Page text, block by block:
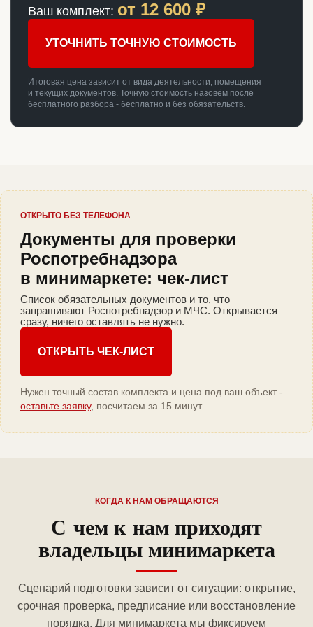
Ваш комплект: от 12 600 ₽
УТОЧНИТЬ ТОЧНУЮ СТОИМОСТЬ
Итоговая цена зависит от вида деятельности, помещения
и текущих документов. Точную стоимость назовём после
бесплатного разбора - бесплатно и без обязательств.
ОТКРЫТО БЕЗ ТЕЛЕФОНА
Документы для проверки
Роспотребнадзора
в минимаркете: чек-лист
Список обязательных документов и то, что
запрашивают Роспотребнадзор и МЧС. Открывается
сразу, ничего оставлять не нужно.
ОТКРЫТЬ ЧЕК-ЛИСТ
Нужен точный состав комплекта и цена под ваш объект -
оставьте заявку, посчитаем за 15 минут.
КОГДА К НАМ ОБРАЩАЮТСЯ
С чем к нам приходят
владельцы минимаркета
Сценарий подготовки зависит от ситуации: открытие,
срочная проверка, предписание или восстановление
порядка. Для минимаркета мы фиксируем